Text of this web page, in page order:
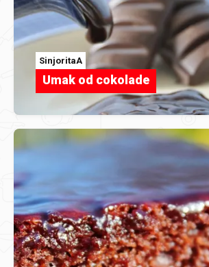
SinjoritaA
Umak od cokolade